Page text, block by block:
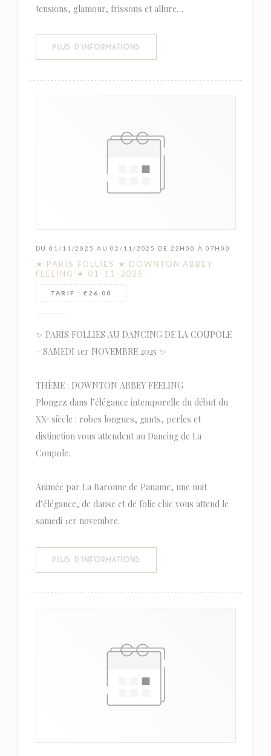
tensions, glamour, frissons et allure…
PLUS D'INFORMATIONS
DU 01/11/2025 AU 02/11/2025 DE 22H00 À 07H00
★ PARIS FOLLIES ★ DOWNTON ABBEY
FEELING ★ 01-11-2025
TARIF : €26.00
✨ PARIS FOLLIES AU DANCING DE LA COUPOLE
– SAMEDI 1er NOVEMBRE 2025 ✨
THÈME : DOWNTON ABBEY FEELING
Plongez dans l’élégance intemporelle du début du
XXᵉ siècle : robes longues, gants, perles et
distinction vous attendent au Dancing de La
Coupole.
Animée par La Baronne de Paname, une nuit
d’élégance, de danse et de folie chic vous attend le
samedi 1er novembre.
PLUS D'INFORMATIONS